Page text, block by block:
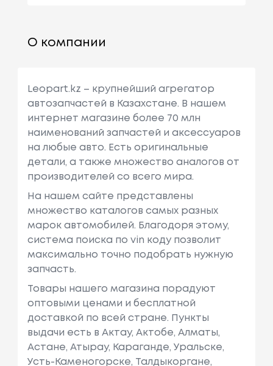
О компании
Leopart.kz – крупнейший агрегатор
автозапчастей в Казахстане. В нашем
интернет магазине более 70 млн
наименований запчастей и аксессуаров
на любые авто. Есть оригинальные
детали, а также множество аналогов от
производителей со всего мира.
На нашем сайте представлены
множество каталогов самых разных
марок автомобилей. Благодоря этому,
система поиска по vin коду позволит
максимально точно подобрать нужную
запчасть.
Товары нашего магазина порадуют
оптовыми ценами и бесплатной
доставкой по всей стране. Пункты
выдачи есть в Актау, Актобе, Алматы,
Астане, Атырау, Караганде, Уральске,
Усть-Каменогорске, Талдыкоргане,